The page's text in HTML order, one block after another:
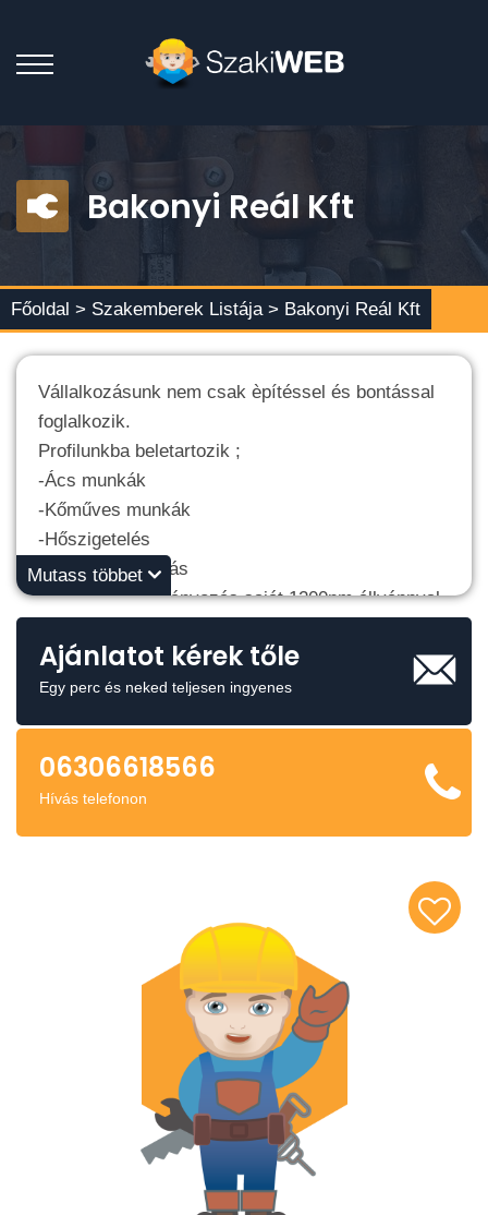
Bakonyi Reál Kft
Főoldal > Szakemberek Listája > Bakonyi Reál Kft
Vállalkozásunk nem csak èpítéssel és bontással
foglalkozik.
Profilunkba beletartozik ;
-Ács munkák
-Kőműves munkák
-Hőszigetelés
-Gipsz kartonozás
-Homlokzati állványozás saját 1200nm állvánnyal
Stb
Hívjon bizalommal a:
Mutass többet
Ajánlatot kérek tőle
Egy perc és neked teljesen ingyenes
06306618566
Hívás telefonon